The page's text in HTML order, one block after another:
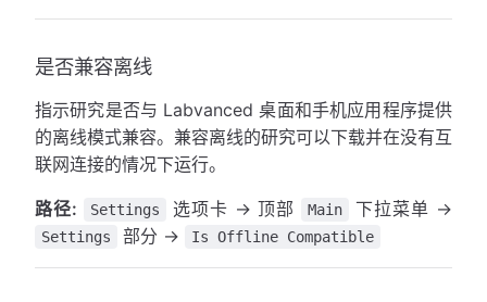
是否兼容离线
指示研究是否与 Labvanced 桌面和手机应用程序提供
的离线模式兼容。兼容离线的研究可以下载并在没有互
联网连接的情况下运行。
路径: Settings 选项卡 → 顶部 Main 下拉菜单 →
Settings 部分 → Is Offline Compatible